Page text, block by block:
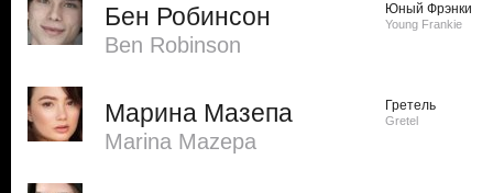
Бен Робинсон
Ben Robinson
Юный Фрэнки
Young Frankie
Марина Мазепа
Marina Mazepa
Гретель
Gretel